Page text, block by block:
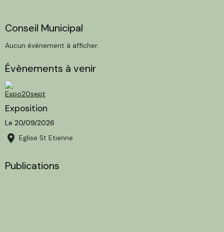
Conseil Municipal
Aucun évènement à afficher.
Évènements à venir
Exposition
Le 20/09/2026
Eglise St Etienne
Publications